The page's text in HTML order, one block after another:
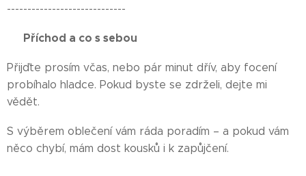
-----------------------------
⏰ Příchod a co s sebou ⏰
Přijďte prosím včas, nebo pár minut dřív, aby focení
probíhalo hladce. Pokud byste se zdrželi, dejte mi
vědět.
S výběrem oblečení vám ráda poradím – a pokud vám
něco chybí, mám dost kousků i k zapůjčení.